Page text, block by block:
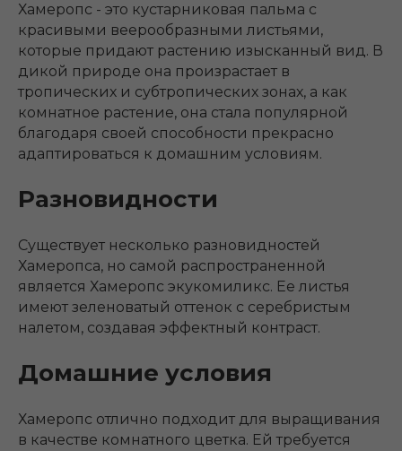
Хамеропс - это кустарниковая пальма с
красивыми веерообразными листьями,
которые придают растению изысканный вид. В
дикой природе она произрастает в
тропических и субтропических зонах, а как
комнатное растение, она стала популярной
благодаря своей способности прекрасно
адаптироваться к домашним условиям.
Разновидности
Существует несколько разновидностей
Хамеропса, но самой распространенной
является Хамеропс экукомиликс. Ее листья
имеют зеленоватый оттенок с серебристым
налетом, создавая эффектный контраст.
Домашние условия
Хамеропс отлично подходит для выращивания
в качестве комнатного цветка. Ей требуется